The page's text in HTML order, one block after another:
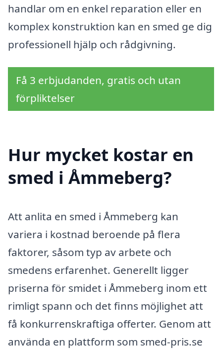
handlar om en enkel reparation eller en
komplex konstruktion kan en smed ge dig
professionell hjälp och rådgivning.
Få 3 erbjudanden, gratis och utan
förpliktelser
Hur mycket kostar en
smed i Åmmeberg?
Att anlita en smed i Åmmeberg kan
variera i kostnad beroende på flera
faktorer, såsom typ av arbete och
smedens erfarenhet. Generellt ligger
priserna för smidet i Åmmeberg inom ett
rimligt spann och det finns möjlighet att
få konkurrenskraftiga offerter. Genom att
använda en plattform som smed-pris.se